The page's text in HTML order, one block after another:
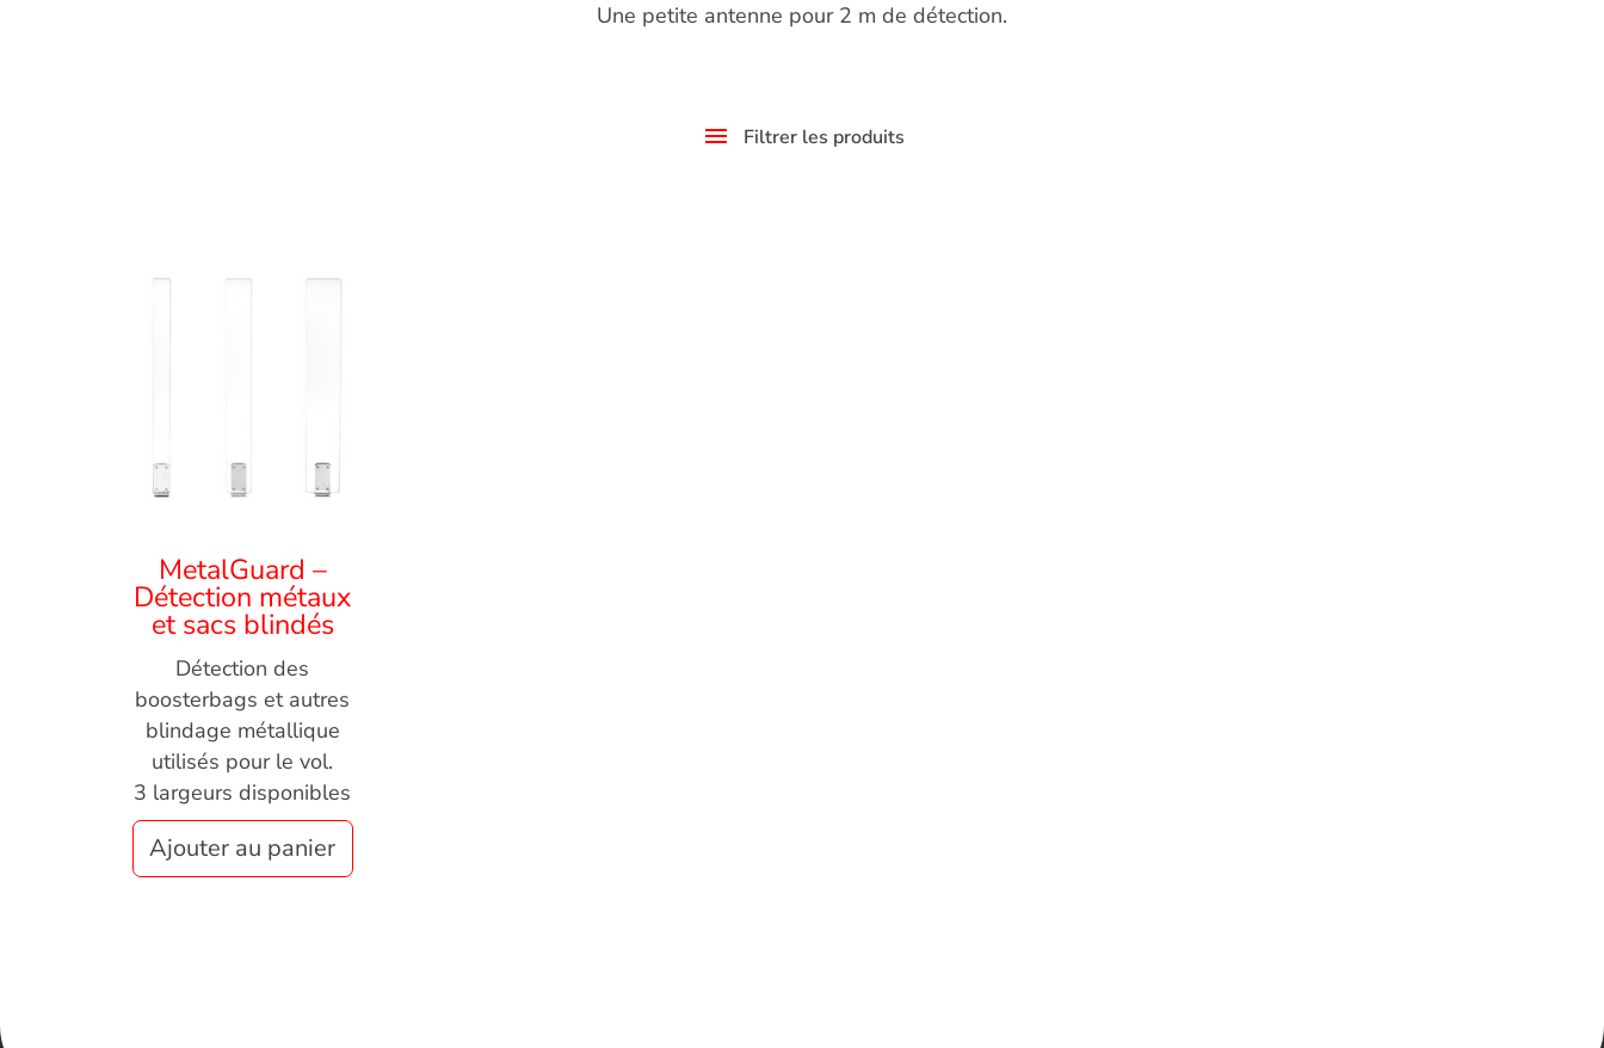
Une petite antenne pour 2 m de détection.
Filtrer les produits
MetalGuard –
Détection métaux
et sacs blindés
Détection des
boosterbags et autres
blindage métallique
utilisés pour le vol.
3 largeurs disponibles
Ajouter au panier